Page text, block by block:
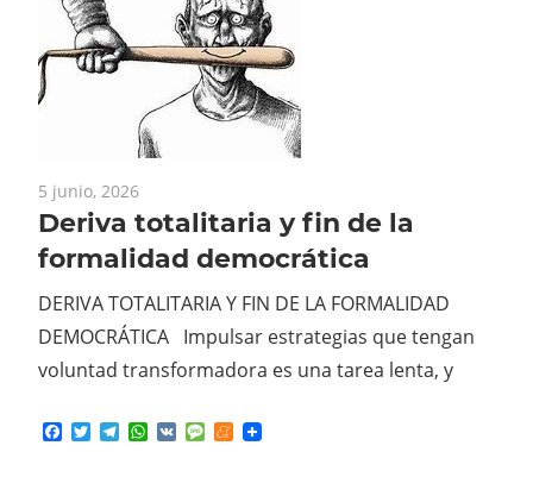
5 junio, 2026
Deriva totalitaria y fin de la
formalidad democrática
DERIVA TOTALITARIA Y FIN DE LA FORMALIDAD
DEMOCRÁTICA Impulsar estrategias que tengan
voluntad transformadora es una tarea lenta, y
Facebook
TwitterTelegram
WhatsApp
VK MessageMeneame